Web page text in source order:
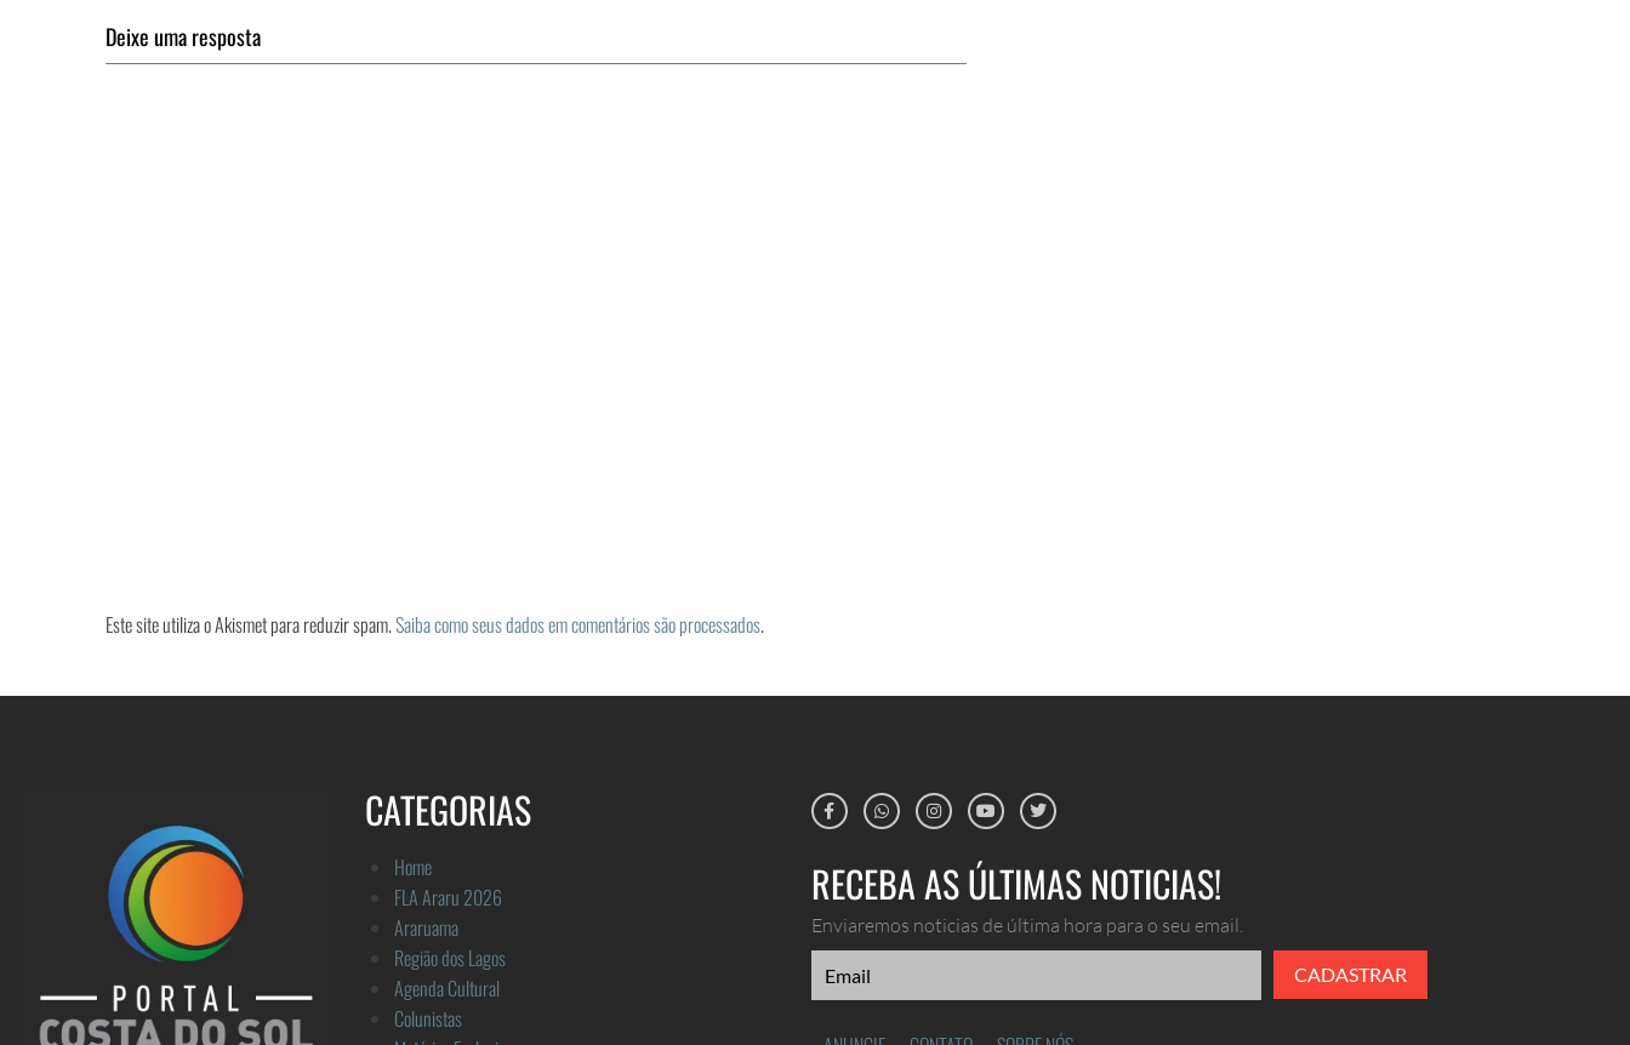
Deixe uma resposta
Este site utiliza o Akismet para reduzir spam.Saiba como seus dados em comentários são processados.
CATEGORIAS
Home
FLA Araru 2026
Araruama
Região dos Lagos
Agenda Cultural
Colunistas
RECEBA AS ÚLTIMAS NOTICIAS!
Enviaremos noticias de última hora para o seu email.
CADASTRAR